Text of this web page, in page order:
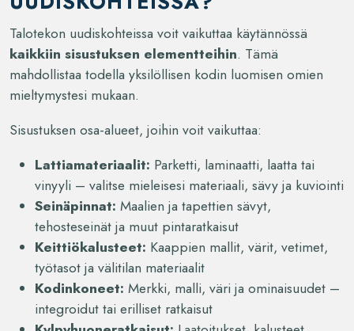
Talotekon uudiskohteissa voit vaikuttaa käytännössä
kaikkiin sisustuksen elementteihin. Tämä
mahdollistaa todella yksilöllisen kodin luomisen omien
mieltymystesi mukaan.
Sisustuksen osa-alueet, joihin voit vaikuttaa:
Lattiamateriaalit: Parketti, laminaatti, laatta tai
vinyyli – valitse mieleisesi materiaali, sävy ja kuviointi
Seinäpinnat: Maalien ja tapettien sävyt,
tehosteseinät ja muut pintaratkaisut
Keittiökalusteet: Kaappien mallit, värit, vetimet,
työtasot ja välitilan materiaalit
Kodinkoneet: Merkki, malli, väri ja ominaisuudet –
integroidut tai erilliset ratkaisut